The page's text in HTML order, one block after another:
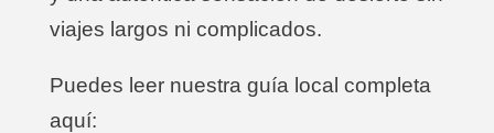
viajes largos ni complicados.
Puedes leer nuestra guía local completa
aquí: